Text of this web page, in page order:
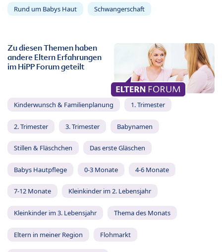
Rund um Babys Haut Schwangerschaft
Zu diesen Themen haben
andere Eltern Erfahrungen
im HiPP Forum geteilt
Kinderwunsch & Familienplanung 1. Trimester
2. Trimester 3. Trimester Babynamen
Stillen & Fläschchen Das erste Gläschen
Babys Hautpflege 0-3 Monate 4-6 Monate
7-12 Monate Kleinkinder im 2. Lebensjahr
Kleinkinder im 3. Lebensjahr Thema des Monats
Eltern in meiner Region Flohmarkt